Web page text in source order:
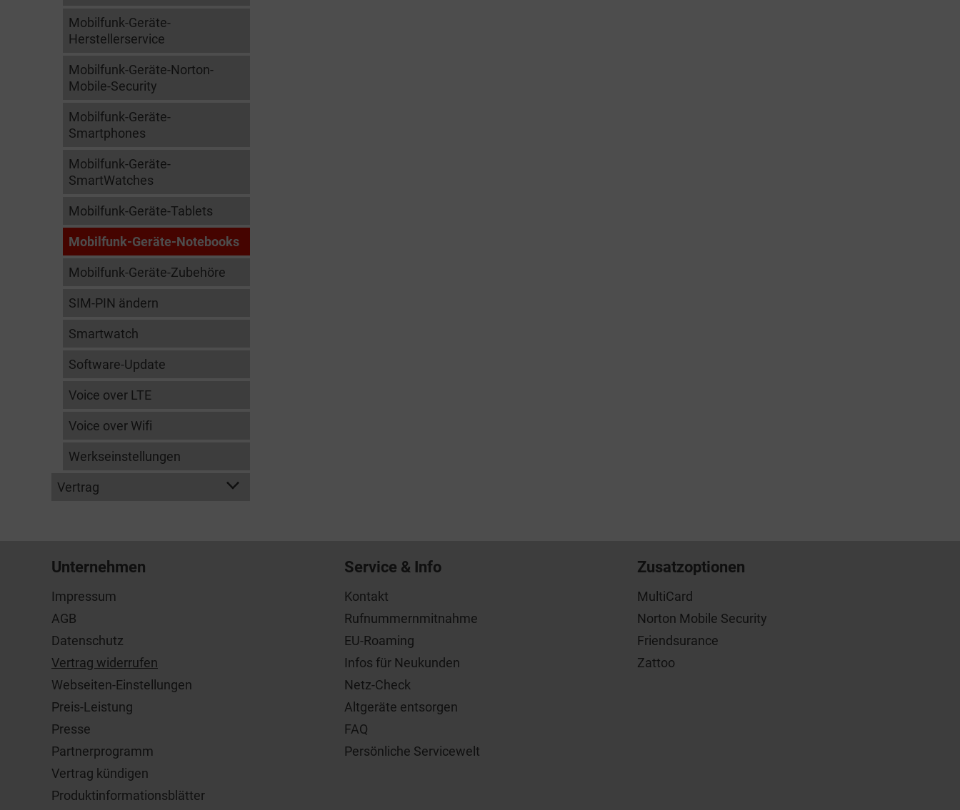
Mobilfunk-Geräte-
Herstellerservice
Mobilfunk-Geräte-Norton-
Mobile-Security
Mobilfunk-Geräte-
Smartphones
Mobilfunk-Geräte-
SmartWatches
Mobilfunk-Geräte-Tablets
Mobilfunk-Geräte-Notebooks
Mobilfunk-Geräte-Zubehöre
SIM-PIN ändern
Smartwatch
Software-Update
Voice over LTE
Voice over Wifi
Werkseinstellungen
Vertrag
Unternehmen
Impressum
AGB
Datenschutz
Vertrag widerrufen
Webseiten-Einstellungen
Preis-Leistung
Presse
Partnerprogramm
Vertrag kündigen
Produktinformationsblätter
Service & Info
Kontakt
Rufnummernmitnahme
EU-Roaming
Infos für Neukunden
Netz-Check
Altgeräte entsorgen
FAQ
Persönliche Servicewelt
Zusatzoptionen
MultiCard
Norton Mobile Security
Friendsurance
Zattoo